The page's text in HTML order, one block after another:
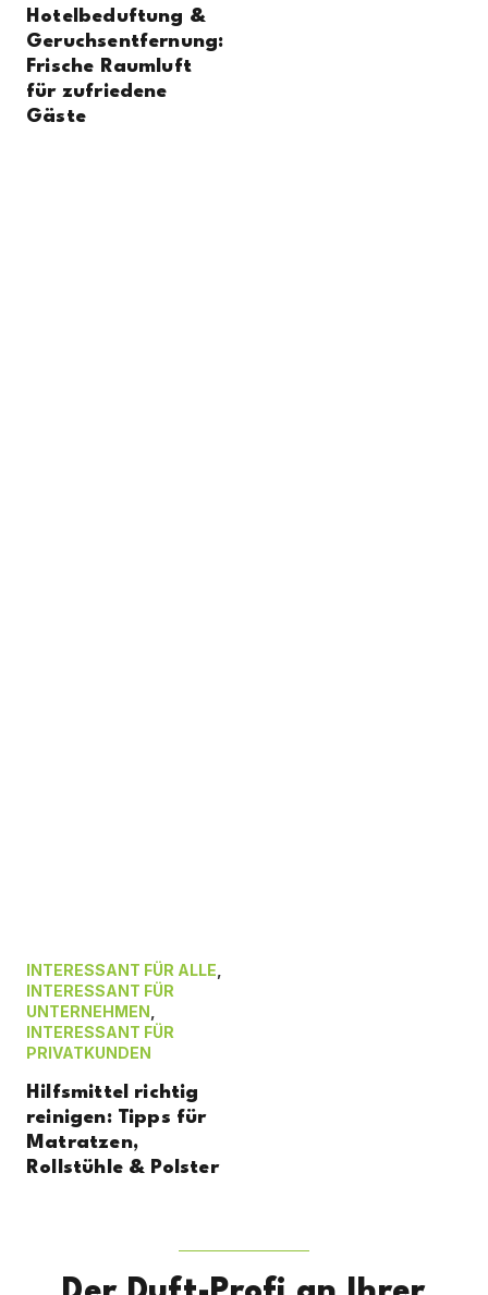
Hotelbeduftung &
Geruchsentfernung:
Frische Raumluft
für zufriedene
Gäste
INTERESSANT FÜR ALLE
INTERESSANT FÜR
UNTERNEHMEN
INTERESSANT FÜR
PRIVATKUNDEN
Hilfsmittel richtig
reinigen: Tipps für
Matratzen,
Rollstühle & Polster